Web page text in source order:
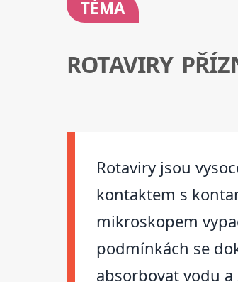
TÉMA
ROTAVIRY
Rotaviry jsou
kontaktem s
mikroskopem
podmínkách se
absorbovat vodu